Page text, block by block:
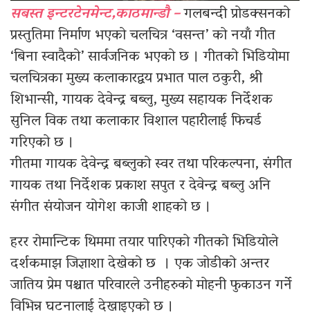
सबस्त इन्टरटेनमेन्ट,काठमान्डौ –गलबन्दी प्रोडक्सनको
प्रस्तुतिमा निर्माण भएको चलचित्र ‘वसन्त’ को नयाँ गीत
‘बिना स्वादैको’ सार्वजनिक भएको छ । गीतको भिडियोमा
चलचित्रका मुख्य कलाकारद्वय प्रभात पाल ठकुरी, श्री
शिभान्सी, गायक देवेन्द्र बब्लु, मुख्य सहायक निर्देशक
सुनिल विक तथा कलाकार विशाल पहारीलाई फिचर्ड
गरिएको छ ।
गीतमा गायक देवेन्द्र बब्लुको स्वर तथा परिकल्पना, संगीत
गायक तथा निर्देशक प्रकाश सपुत र देवेन्द्र बब्लु अनि
संगीत संयोजन योगेश काजी शाहको छ ।
हरर रोमान्टिक थिममा तयार पारिएको गीतको भिडियोले
दर्शकमाझ जिज्ञाशा देखेको छ । एक जोडीको अन्तर
जातिय प्रेम पश्चात परिवारले उनीहरुको मोहनी फुकाउन गर्ने
विभिन्न घटनालाई देखाइएको छ ।